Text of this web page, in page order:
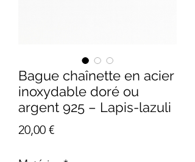
Bague chaînette en acier
inoxydable doré ou
argent 925 – Lapis-lazuli
20,00 €Prix